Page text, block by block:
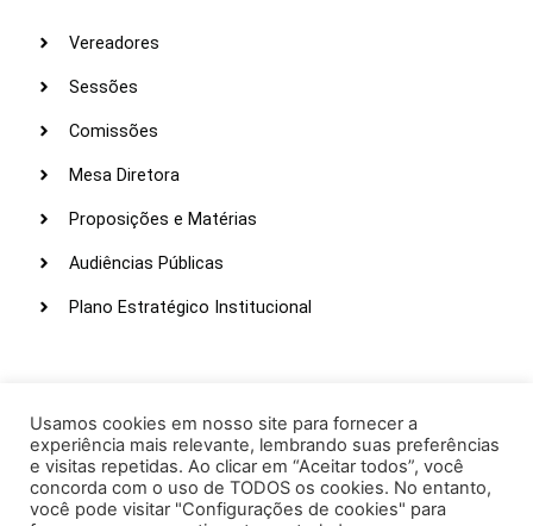
Vereadores
Sessões
Comissões
Mesa Diretora
Proposições e Matérias
Audiências Públicas
Plano Estratégico Institucional
Webmail
Intranet
Administração
Usamos cookies em nosso site para fornecer a
experiência mais relevante, lembrando suas preferências
e visitas repetidas. Ao clicar em “Aceitar todos”, você
concorda com o uso de TODOS os cookies. No entanto,
você pode visitar "Configurações de cookies" para